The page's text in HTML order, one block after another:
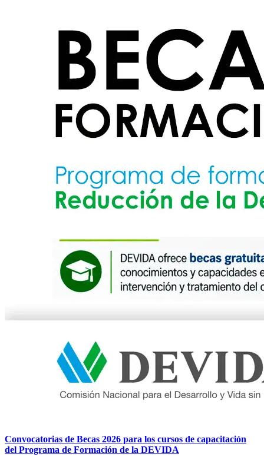
Convocatorias de Becas 2026 para los cursos de capacitación
del Programa de Formación de la DEVIDA